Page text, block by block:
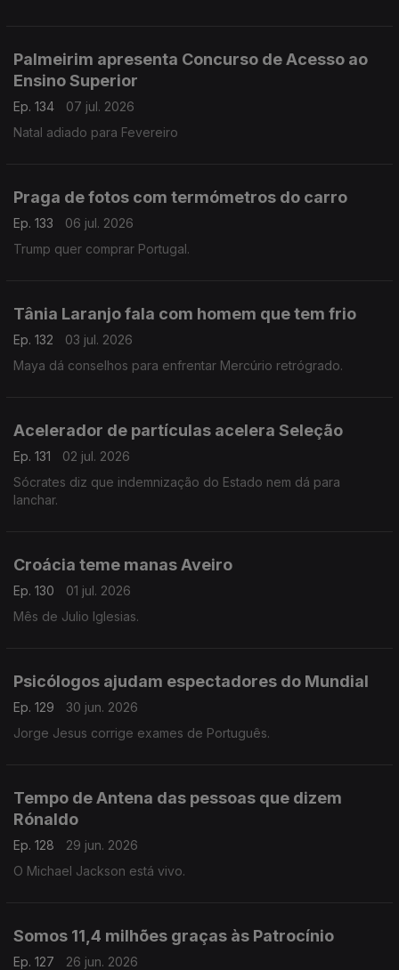
Palmeirim apresenta Concurso de Acesso ao
Ensino Superior
Ep. 134
07 jul. 2026
Natal adiado para Fevereiro
Praga de fotos com termómetros do carro
Ep. 133
06 jul. 2026
Trump quer comprar Portugal.
Tânia Laranjo fala com homem que tem frio
Ep. 132
03 jul. 2026
Maya dá conselhos para enfrentar Mercúrio retrógrado.
Acelerador de partículas acelera Seleção
Ep. 131
02 jul. 2026
Sócrates diz que indemnização do Estado nem dá para
lanchar.
Croácia teme manas Aveiro
Ep. 130
01 jul. 2026
Mês de Julio Iglesias.
Psicólogos ajudam espectadores do Mundial
Ep. 129
30 jun. 2026
Jorge Jesus corrige exames de Português.
Tempo de Antena das pessoas que dizem
Rónaldo
Ep. 128
29 jun. 2026
O Michael Jackson está vivo.
Somos 11,4 milhões graças às Patrocínio
Ep. 127
26 jun. 2026